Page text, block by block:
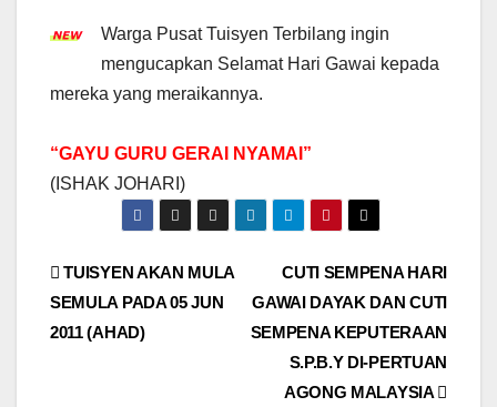
Warga Pusat Tuisyen Terbilang ingin
mengucapkan Selamat Hari Gawai kepada
mereka yang meraikannya.
“GAYU GURU GERAI NYAMAI”
(ISHAK JOHARI)
Post
navigation
CUTI SEMPENA HARI
GAWAI DAYAK DAN CUTI
SEMPENA KEPUTERAAN
S.P.B.Y DI-PERTUAN
AGONG MALAYSIA
TUISYEN AKAN MULA
SEMULA PADA 05 JUN
2011 (AHAD)